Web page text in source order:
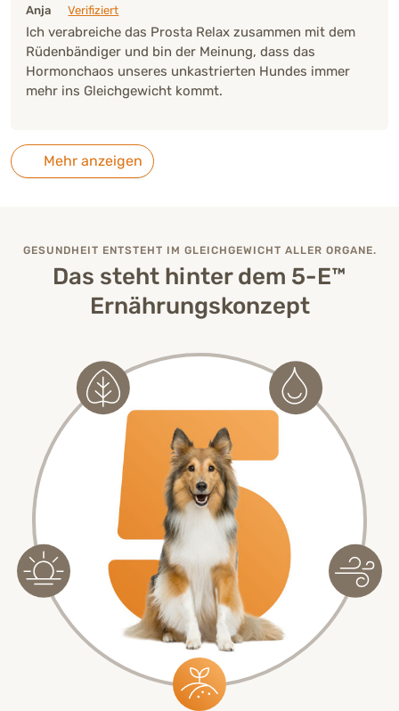
Anja Verifiziert
Ich verabreiche das Prosta Relax zusammen mit dem
Rüdenbändiger und bin der Meinung, dass das
Hormonchaos unseres unkastrierten Hundes immer
mehr ins Gleichgewicht kommt.
Mehr anzeigen
GESUNDHEIT ENTSTEHT IM GLEICHGEWICHT ALLER ORGANE.
Das steht hinter dem 5-E™
Ernährungskonzept